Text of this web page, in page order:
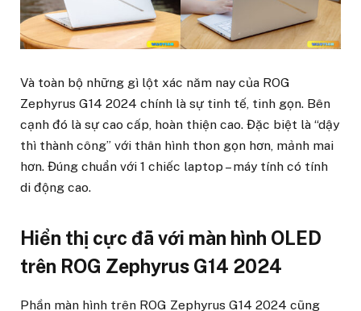
Và toàn bộ những gì lột xác năm nay của ROG
Zephyrus G14 2024 chính là sự tinh tế, tinh gọn. Bên
cạnh đó là sự cao cấp, hoàn thiện cao. Đặc biệt là “dậy
thì thành công” với thân hình thon gọn hơn, mảnh mai
hơn. Đúng chuẩn với 1 chiếc laptop – máy tính có tính
di động cao.
Hiển thị cực đã với màn hình OLED
trên ROG Zephyrus G14 2024
Phần màn hình trên ROG Zephyrus G14 2024 cũng